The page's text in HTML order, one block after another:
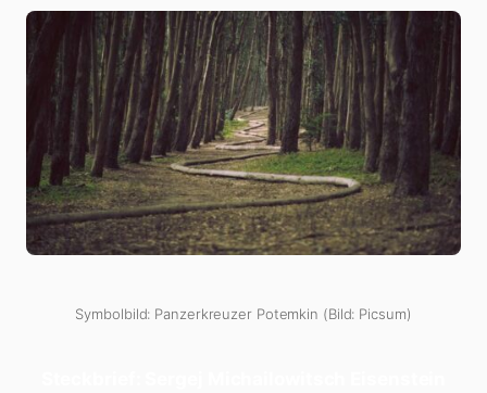
Symbolbild: Panzerkreuzer Potemkin (Bild: Picsum)